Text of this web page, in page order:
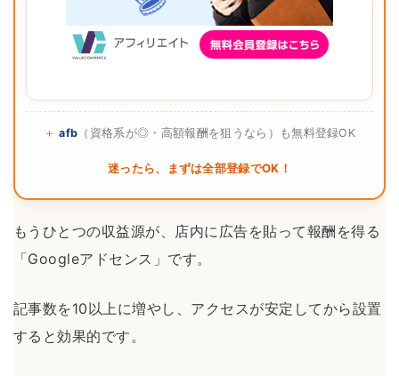
＋afb （資格系が◎・高額報酬を狙うなら）も無料登録OK
迷ったら、まずは全部登録でOK！
もうひとつの収益源が、店内に広告を貼って報酬を得る
「Googleアドセンス」です。
記事数を10以上に増やし、アクセスが安定してから設置
すると効果的です。